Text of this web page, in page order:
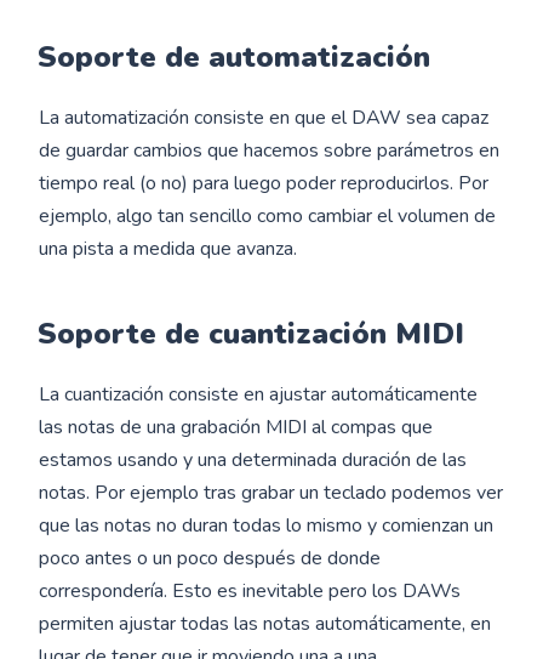
Soporte de automatización
La automatización consiste en que el DAW sea capaz
de guardar cambios que hacemos sobre parámetros en
tiempo real (o no) para luego poder reproducirlos. Por
ejemplo, algo tan sencillo como cambiar el volumen de
una pista a medida que avanza.
Soporte de cuantización MIDI
La cuantización consiste en ajustar automáticamente
las notas de una grabación MIDI al compas que
estamos usando y una determinada duración de las
notas. Por ejemplo tras grabar un teclado podemos ver
que las notas no duran todas lo mismo y comienzan un
poco antes o un poco después de donde
correspondería. Esto es inevitable pero los DAWs
permiten ajustar todas las notas automáticamente, en